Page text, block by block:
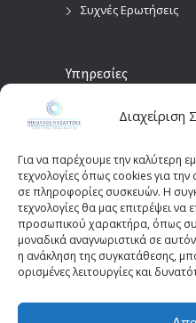
Διαχείριση
Για να παρέχουμε την καλύτερη
τεχνολογίες όπως cookies για
σε πληροφορίες συσκευών. Η
τεχνολογίες θα μας επιτρέψει
προσωπικού χαρακτήρα, όπως
μοναδικά αναγνωριστικά σε
η ανάκληση της συγκατάθεσης,
ορισμένες λειτουργίες και
Συχνές Ερωτήσεις
Υπηρεσίες
Προληπτικός
Έλεγχος
Οπτικά Πεδία
(Perimetry)